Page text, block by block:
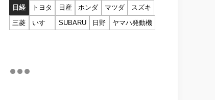
日経 トヨタ 日産 ホンダ マツダ
スズキ
三菱
いすゞ SUBARU 日野 ヤマハ発動機